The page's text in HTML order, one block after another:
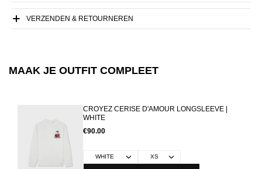
VERZENDEN & RETOURNEREN
MAAK JE OUTFIT COMPLEET
CROYEZ CERISE D'AMOUR LONGSLEEVE |
WHITE
€90.00